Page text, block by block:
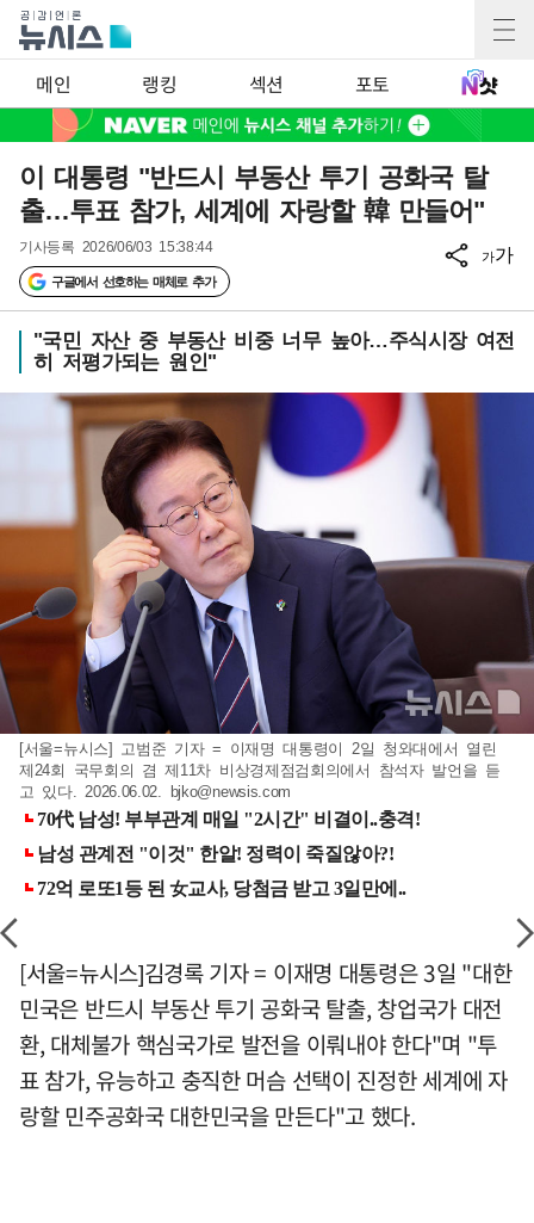
메인 랭킹 섹션 포토
이 대통령 "반드시 부동산 투기 공화국 탈
출…투표 참가, 세계에 자랑할 韓 만들어"
기사등록 2026/06/03 15:38:44
구글에서 선호하는 매체로 추가
가가
"국민 자산 중 부동산 비중 너무 높아…주식시장 여전
히 저평가되는 원인"
[서울=뉴시스] 고범준 기자 = 이재명 대통령이 2일 청와대에서 열린
제24회 국무회의 겸 제11차 비상경제점검회의에서 참석자 발언을 듣
고 있다. 2026.06.02.
bjko@newsis.com
[서울=뉴시스]김경록 기자 = 이재명 대통령은 3일 "대한
민국은 반드시 부동산 투기 공화국 탈출, 창업국가 대전
환, 대체불가 핵심국가로 발전을 이뤄내야 한다"며 "투
표 참가, 유능하고 충직한 머슴 선택이 진정한 세계에 자
랑할 민주공화국 대한민국을 만든다"고 했다.